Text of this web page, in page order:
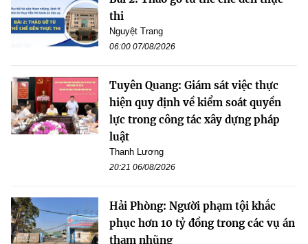
thi
Nguyệt Trang
06:00 07/08/2026
Tuyên Quang: Giám sát việc thực
hiện quy định về kiểm soát quyền
lực trong công tác xây dựng pháp
luật
Thanh Lương
20:21 06/08/2026
Hải Phòng: Người phạm tội khắc
phục hơn 10 tỷ đồng trong các vụ án
tham nhũng